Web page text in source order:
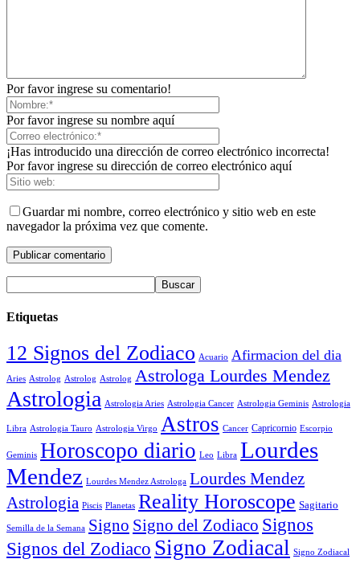
Por favor ingrese su comentario!
Por favor ingrese su nombre aquí
¡Has introducido una dirección de correo electrónico incorrecta!
Por favor ingrese su dirección de correo electrónico aquí
Guardar mi nombre, correo electrónico y sitio web en este
navegador la próxima vez que comente.
Etiquetas
12 Signos del Zodiaco Acuario Afirmacion del dia
Aries Astrolog Astrolog Astrolog Astrologa Lourdes Mendez
Astrologia Astrologia Aries Astrologia Cancer Astrologia Geminis Astrologia
Libra Astrologia Tauro Astrologia Virgo Astros Cancer Capricornio Escorpio
Geminis Horoscopo diario Leo Libra Lourdes
Mendez Lourdes Mendez Astrologa Lourdes Mendez
Astrologia Piscis Planetas Reality Horoscope Sagitario
Semilla de la Semana Signo Signo del Zodiaco Signos
Signos del Zodiaco Signo Zodiacal Signo Zodiacal